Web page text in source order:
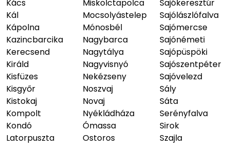
Kács
Kál
Kápolna
Kazincbarcika
Kerecsend
Királd
Kisfüzes
Kisgyőr
Kistokaj
Kompolt
Kondó
Latorpuszta
Miskolctapolca
Mocsolyástelep
Mónosbél
Nagybarca
Nagytálya
Nagyvisnyó
Nekézseny
Noszvaj
Novaj
Nyékládháza
Ómassa
Ostoros
Sajókeresztúr
Sajólászlófalva
Sajómercse
Sajónémeti
Sajópüspöki
Sajószentpéter
Sajóvelezd
Sály
Sáta
Serényfalva
Sirok
Szajla